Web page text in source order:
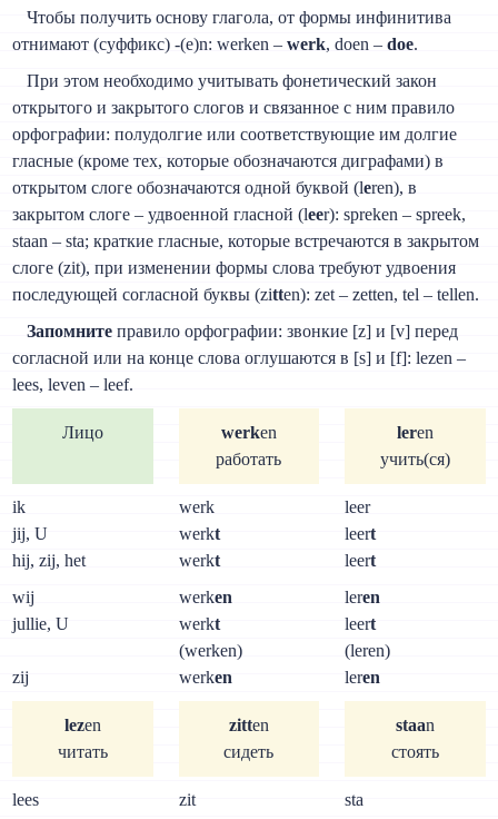
Чтобы получить основу глагола, от формы инфинитива
отнимают (суффикс) -(e)n: werken –werk, doen –doe.
При этом необходимо учитывать фонетический закон
открытого и закрытого слогов и связанное с ним правило
орфографии: полудолгие или соответствующие им долгие
гласные (кроме тех, которые обозначаются диграфами) в
открытом слоге обозначаются одной буквой (leren), в
закрытом слоге – удвоенной гласной (leer): spreken – spreek,
staan – sta; краткие гласные, которые встречаются в закрытом
слоге (zit), при изменении формы слова требуют удвоения
последующей согласной буквы (zitten): zet – zetten, tel – tellen.
Запомните правило орфографии: звонкие [z] и [v] перед
согласной или на конце слова оглушаются в [s] и [f]: lezen –
lees, leven – leef.
Лицо werken
работать
leren
учить(ся)
ik
jij, U
hij, zij, het
werk
werkt
werkt
leer
leert
leert
wij
jullie, U
zij
werken
werkt
(werken)
werken
leren
leert
(leren)
leren
lezen
читать
zitten
сидеть
staan
стоять
lees
zit
sta